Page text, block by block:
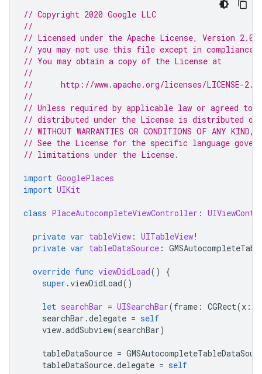
// Copyright 2020 Google LLC
//
// Licensed under the Apache License, Version
// you may not use this file except in compliance
// You may obtain a copy of the License at
//
//      http://www.apache.org/licenses/LICENSE-2.0
//
// Unless required by applicable law or agreed to
// distributed under the License is distributed on
// WITHOUT WARRANTIES OR CONDITIONS OF ANY
// See the License for the specific language
// limitations under the License.
import GooglePlaces
import UIKit
class PlaceAutocompleteViewController :
private var tableView : UITableView!
private var tableDataSource :
override func viewDidLoad()
{
super .viewDidLoad()
let searchBar = UISearchBar(frame : CGRect(x :
searchBar .delegate = self
view.addSubview(searchBar)
tableDataSource =
tableDataSource.delegate = self